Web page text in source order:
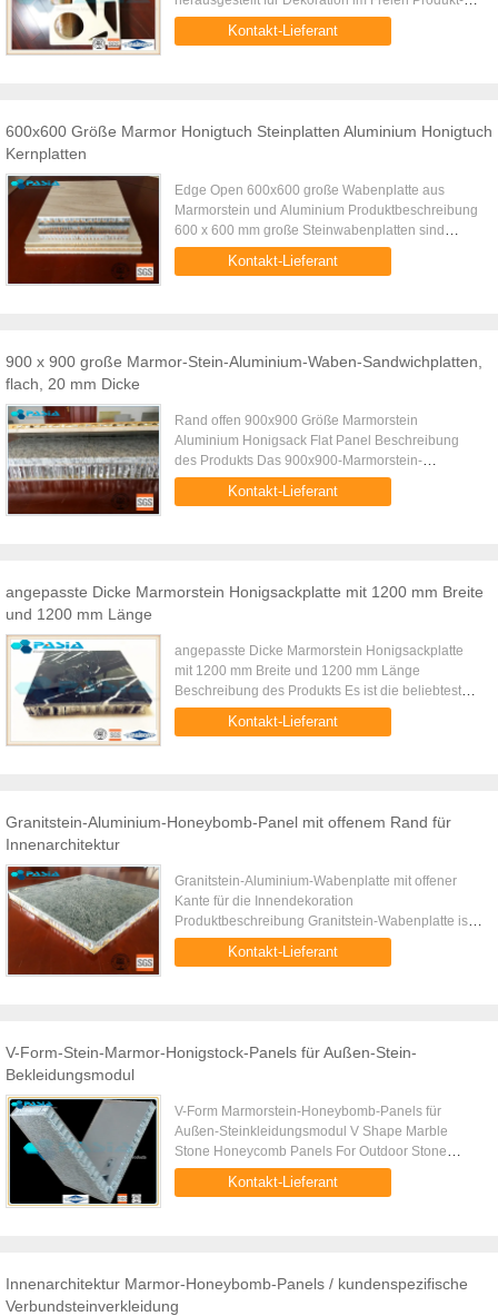
Beschreibung Die Pulverbeschichtung von PVDF-
Material ist im Allgemeinen mit ...
Kontakt-Lieferant
600x600 Größe Marmor Honigtuch Steinplatten Aluminium Honigtuch
Kernplatten
Edge Open 600x600 große Wabenplatte aus
Marmorstein und Aluminium Produktbeschreibung
600 x 600 mm große Steinwabenplatten sind
konventionellere Größen. Im Allgemeinen kann es
in Außenwänden, Böden usw. ...
Kontakt-Lieferant
900 x 900 große Marmor-Stein-Aluminium-Waben-Sandwichplatten,
flach, 20 mm Dicke
Rand offen 900x900 Größe Marmorstein
Aluminium Honigsack Flat Panel Beschreibung
des Produkts Das 900x900-Marmorstein-
Honeyball-Panel besteht aus einer natürlichen
ultradünnen Marmorplatte als Oberfl...
Kontakt-Lieferant
angepasste Dicke Marmorstein Honigsackplatte mit 1200 mm Breite
und 1200 mm Länge
angepasste Dicke Marmorstein Honigsackplatte
mit 1200 mm Breite und 1200 mm Länge
Beschreibung des Produkts Es ist die beliebteste
Größe für die meisten Projekte sind 1200mm mal
1200 mm. Da das Panelgewicht ...
Kontakt-Lieferant
Granitstein-Aluminium-Honeybomb-Panel mit offenem Rand für
Innenarchitektur
Granitstein-Aluminium-Wabenplatte mit offener
Kante für die Innendekoration
Produktbeschreibung Granitstein-Wabenplatte ist
eine Sandwichplatte mit einer Aluminium-
Wabenplatte und einer Granitsteinfurnier. ...
Kontakt-Lieferant
V-Form-Stein-Marmor-Honigstock-Panels für Außen-Stein-
Bekleidungsmodul
V-Form Marmorstein-Honeybomb-Panels für
Außen-Steinkleidungsmodul V Shape Marble
Stone Honeycomb Panels For Outdoor Stone
Cladding Module is a sandwiched panel with an
aluminium honeycomb panel backing and a ...
Kontakt-Lieferant
Innenarchitektur Marmor-Honeybomb-Panels / kundenspezifische
Verbundsteinverkleidung